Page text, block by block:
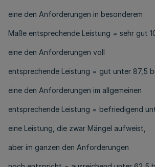
eine den Anforderungen in besonderem
Maße entsprechende Leistung = sehr gut
eine den Anforderungen voll
entsprechende Leistung = gut unter 87,5
eine den Anforderungen im allgemeinen
entsprechende Leistung = befriedigend
eine Leistung, die zwar Mängel aufweist,
aber im ganzen den Anforderungen